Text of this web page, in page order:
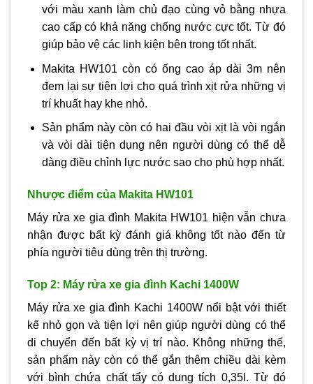
với màu xanh làm chủ đạo cùng vỏ bằng nhựa
cao cấp có khả năng chống nước cực tốt. Từ đó
giúp bảo vệ các linh kiện bên trong tốt nhất.
Makita HW101 còn có ống cao áp dài 3m nên
đem lại sự tiện lợi cho quá trình xịt rửa những vị
trí khuất hay khe nhỏ.
Sản phẩm này còn có hai đầu vòi xịt là vòi ngắn
và vòi dài tiện dụng nên người dùng có thể dễ
dàng điều chỉnh lực nước sao cho phù hợp nhất.
Nhược điểm của Makita HW101
Máy rửa xe gia đình Makita HW101 hiện vẫn chưa
nhận được bất kỳ đánh giá không tốt nào đến từ
phía người tiêu dùng trên thị trường.
Top 2: Máy rửa xe gia đình Kachi 1400W
Máy rửa xe gia đình Kachi 1400W nổi bật với thiết
kế nhỏ gọn và tiện lợi nên giúp người dùng có thể
di chuyển đến bất kỳ vị trí nào. Không những thế,
sản phẩm này còn có thể gắn thêm chiều dài kèm
với bình chứa chất tẩy có dung tích 0,35l. Từ đó